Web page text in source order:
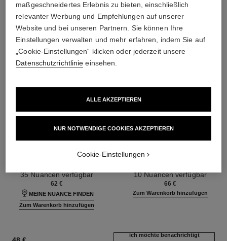
ultra le teint fluide
Ultra-langer Halt – Maximaler
35 Nuancen verfügbar
62 €
MEINE NUANCE FINDEN
Zum Warenkorb hinzufügen
poudre universelle libre
Loser Puder mit Natürlichem
10 Nuancen verfügbar
66 €
Zum Warenkorb hinzufügen
ich möchte benachrichtigt
maßgeschneidertes Erlebnis zu bieten, einschließlich
relevanter Werbung und Empfehlungen auf unserer
Website und bei unseren Partnern. Sie können Ihre
Einstellungen verwalten und mehr erfahren, indem Sie auf
„Cookie-Einstellungen“ klicken oder jederzeit unsere
Datenschutzrichtlinie einsehen.
NUR NOTWENDIGE COOKIES AKZEPTIEREN
ALLE AKZEPTIEREN
Cookie-Einstellungen